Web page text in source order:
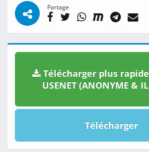
Partage
Télécharger plus
USENET (ANONYME &
Télécharger